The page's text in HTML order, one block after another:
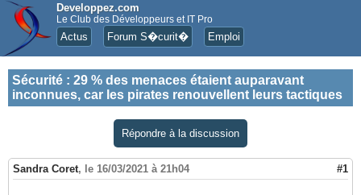
Developpez.com
Le Club des Développeurs et IT Pro
Actus Forum S�curit� Emploi
Sécurité : 29 % des menaces étaient auparavant
inconnues, car les pirates renouvellent leurs tactiques
Répondre à la discussion
Sandra Coret, le 16/03/2021 à 21h04 #1